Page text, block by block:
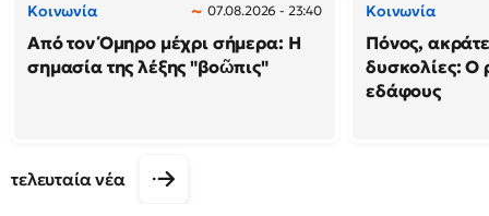
Κοινωνία 07.08.2026 - 23:40
Από τον Όμηρο μέχρι σήμερα: Η
σημασία της λέξης "βοῶπις"
Κοινωνία
Πόνος,
δυσκολίες: Ο
εδάφους
τελευταία νέα